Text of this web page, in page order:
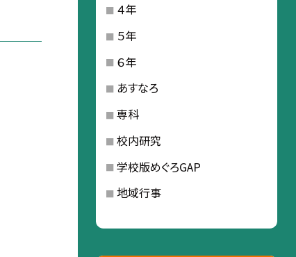
４年
５年
６年
あすなろ
専科
校内研究
学校版めぐろGAP
地域行事